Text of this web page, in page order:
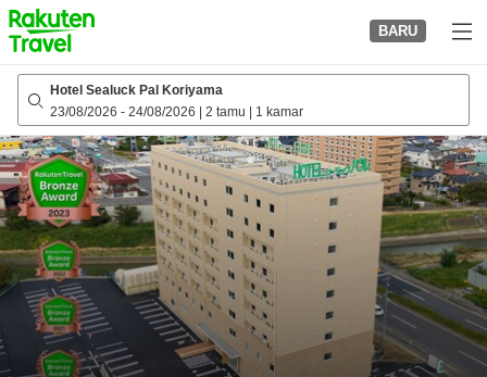
to
top
page
BARU
Hotel Sealuck Pal Koriyama
23/08/2026 - 24/08/2026 2 tamu 1 kamar